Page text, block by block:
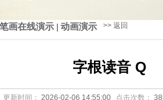
笔画在线演示 | 动画演示 >> 返回
字根读音 Q
更新时间： 2026-02-06 14:55:00 点击次数：